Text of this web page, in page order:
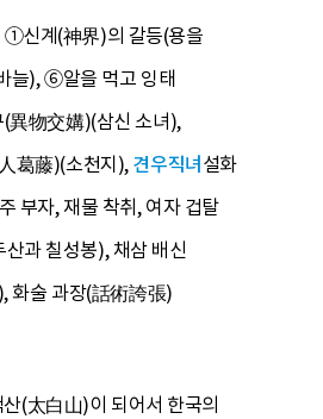
①신계(神界)의 갈등(용을
늘), ⑥알을 먹고 잉태
異物交媾)(삼신 소녀),
葛藤)(소천지),견우직녀 설화
부자, 재물 착취, 여자 겁탈
과 칠성봉), 채삼 배신
화술 과장(話術誇張)
(太白山)이 되어서 한국의